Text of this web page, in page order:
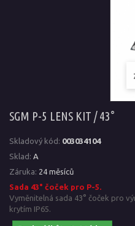
SGM P-5 LENS KIT / 43°
Skladový kód: 003034104
Sklad: A
Záruka: 24 měsíců
Sada 43° čoček pro P-5.
Vyměnitelná sada 43° čoček pro
krytím IP65.